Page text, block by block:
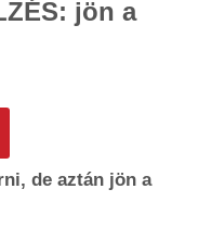
jön a
de aztán jön a